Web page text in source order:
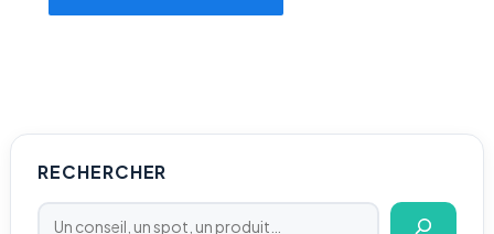
RECHERCHER